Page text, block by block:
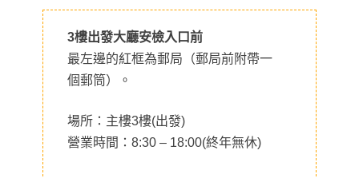
3樓出發大廳安檢入口前
最左邊的紅框為郵局（郵局前附帶一
個郵筒）。
場所：主樓3樓(出發)
營業時間：8:30 – 18:00(終年無休)